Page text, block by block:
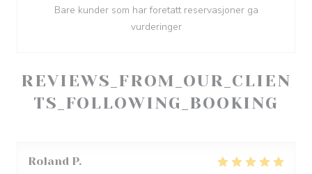
REVIEWS_FROM_OUR_CLIEN
TS_FOLLOWING_BOOKING
Roland P
Bare kunder som har foretatt reservasjoner ga
vurderinger